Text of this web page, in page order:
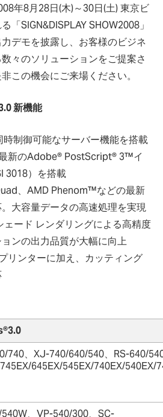
年8月28日(木)～30日(土) 東京ビ
「SIGN&DISPLAY SHOW2008」
デモを披露し、お客様のビジネ
々のソリューションをご提案さ
この機会にご来場ください。
新機能
制御可能なサーバー機能を搭載
新のAdobe® PostScript® 3™イ
3018）を搭載
、AMD Phenom™などの最新
大容量データの高速処理を実現
ード レンダリングによる高精度
ンの出力品質が大幅に向上
リンターに加え、カッティング
740、XJ-740/640/540、RS-640/
645EX/545EX/740EX/540EX/
、VP-540/300、SC-